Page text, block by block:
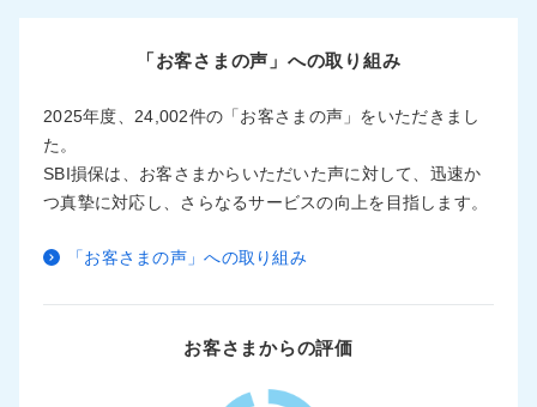
「お客さまの声」への取り組み
2025年度、24,002件の「お客さまの声」をいただきまし
た。
SBI損保は、お客さまからいただいた声に対して、迅速か
つ真摯に対応し、さらなるサービスの向上を目指します。
「お客さまの声」への取り組み
お客さまからの評価